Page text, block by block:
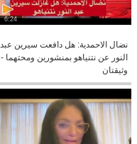
6:24
نضال الاحمدية: هل دافعت سيرين عبد
النور عن نتنياهو بمنشورين ومحتهما -
وثيقتان